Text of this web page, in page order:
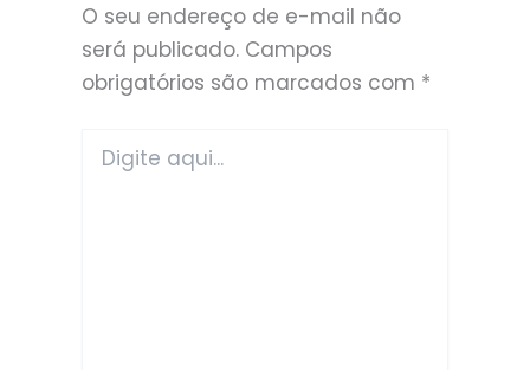
O seu endereço de e-mail não
será publicado. Campos
obrigatórios são marcados com *
aqui...